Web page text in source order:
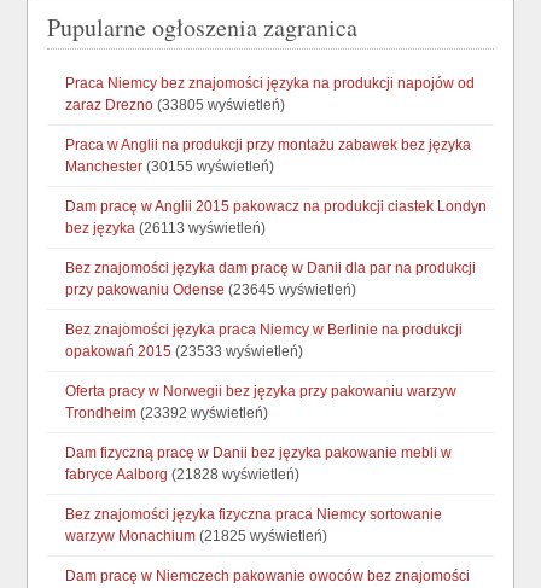
Pupularne ogłoszenia zagranica
Praca Niemcy bez znajomości języka na produkcji napojów od
zaraz Drezno (33805 wyświetleń)
Praca w Anglii na produkcji przy montażu zabawek bez języka
Manchester (30155 wyświetleń)
Dam pracę w Anglii 2015 pakowacz na produkcji ciastek Londyn
bez języka (26113 wyświetleń)
Bez znajomości języka dam pracę w Danii dla par na produkcji
przy pakowaniu Odense (23645 wyświetleń)
Bez znajomości języka praca Niemcy w Berlinie na produkcji
opakowań 2015 (23533 wyświetleń)
Oferta pracy w Norwegii bez języka przy pakowaniu warzyw
Trondheim (23392 wyświetleń)
Dam fizyczną pracę w Danii bez języka pakowanie mebli w
fabryce Aalborg (21828 wyświetleń)
Bez znajomości języka fizyczna praca Niemcy sortowanie
warzyw Monachium (21825 wyświetleń)
Dam pracę w Niemczech pakowanie owoców bez znajomości